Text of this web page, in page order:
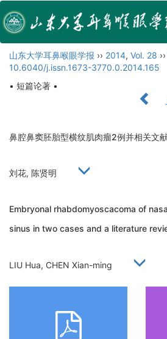
山东大学耳鼻喉眼学报 ›› 2014, Vol. 28 ››
10.6040/j.issn.1673-3770.0.2014.165
• 短篇论著 •
鼻腔鼻窦胚胎型横纹肌肉瘤2例并相关文
刘花, 陈贤明
Embryonal rhabdomyoscacoma of
sinus in two cases and a literature
LIU Hua, CHEN Xian-ming